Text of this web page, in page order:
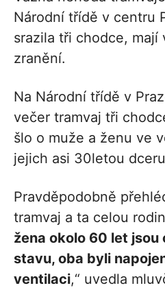
Národní třídě v centru
srazila tři chodce, mají
zranění.
Na Národní třídě v
večer tramvaj tři
šlo o muže a ženu ve
jejich asi 30letou
Pravděpodobně
tramvaj a ta celou
žena okolo 60 let jsou
stavu, oba byli
ventilaci,“ uvedla